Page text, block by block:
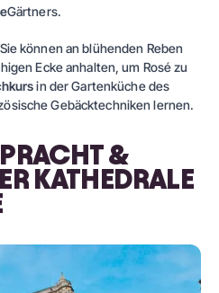
Gärtners.
Sie können an blühenden Reben
Ecke anhalten, um Rosé zu
in der Gartenküche des
Gebäcktechniken lernen.
&
KATHEDRALE